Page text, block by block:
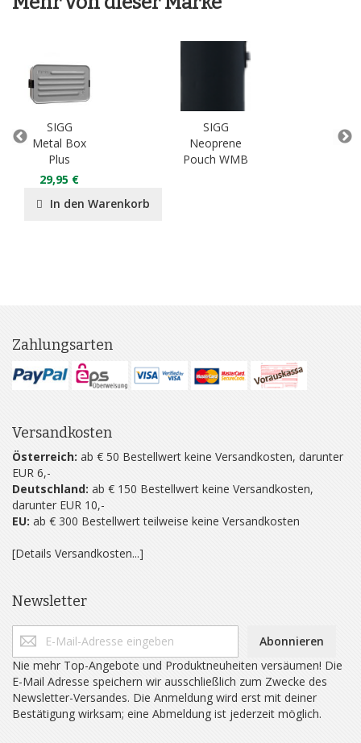
SIGG
Metal Box
Plus
29,95 €
In den Warenkorb
SIGG
Neoprene
Pouch WMB
Zahlungsarten
Versandkosten
Österreich: ab € 50 Bestellwert keine Versandkosten, darunter
EUR 6,-
Deutschland: ab € 150 Bestellwert keine Versandkosten,
darunter EUR 10,-
EU: ab € 300 Bestellwert teilweise keine Versandkosten
[Details Versandkosten...]
Newsletter
Abonnieren
Nie mehr Top-Angebote und Produktneuheiten versäumen! Die
E-Mail Adresse speichern wir ausschließlich zum Zwecke des
Newsletter-Versandes. Die Anmeldung wird erst mit deiner
Bestätigung wirksam; eine Abmeldung ist jederzeit möglich.